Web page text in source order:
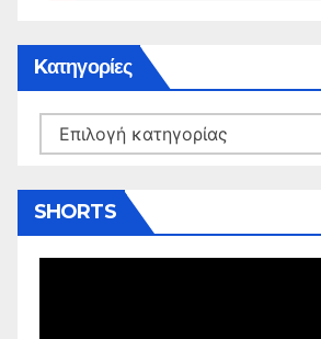
Kατηγορίες
Kατηγορίες
SHORTS